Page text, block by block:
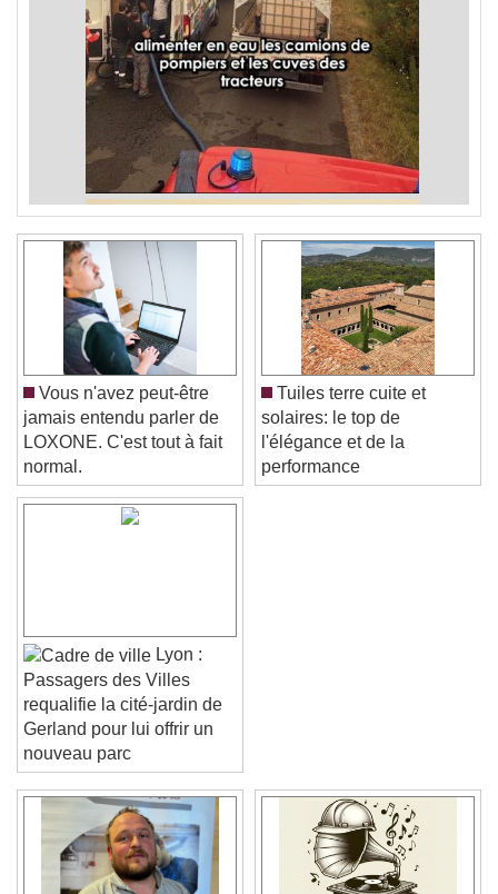
Video Player is loading.
Play Video
Play
Skip Backward
Skip Forward
Vous n'avez peut-être
jamais entendu parler de
LOXONE. C'est tout à fait
normal.
Tuiles terre cuite et
solaires: le top de
l'élégance et de la
performance
Lyon :
Passagers des Villes
requalifie la cité-jardin de
Gerland pour lui offrir un
nouveau parc